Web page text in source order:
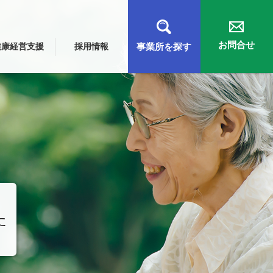
経営支援 採用情報 事業所を探す お問合せ